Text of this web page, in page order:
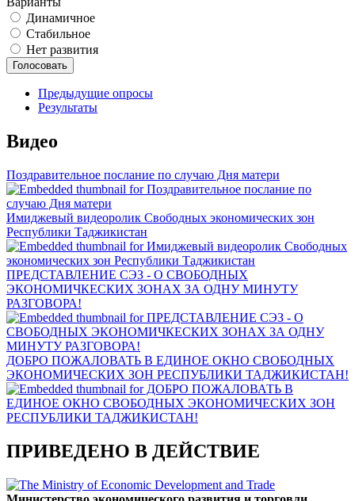
Динамичное
Стабильное
Нет развития
Предыдущие опросы
Результаты
Видео
Поздравительное послание по случаю Дня матери
Имиджевый видеоролик Свободных экономических зон
Республики Таджикистан
ПРЕДСТАВЛЕНИЕ СЭЗ - О СВОБОДНЫХ
ЭКОНОМИЧКЕСКИХ ЗОНАХ ЗА ОДНУ МИНУТУ
РАЗГОВОРА!
ДОБРО ПОЖАЛОВАТЬ В ЕДИНОЕ ОКНО СВОБОДНЫХ
ЭКОНОМИЧЕСКИХ ЗОН РЕСПУБЛИКИ ТАДЖИКИСТАН!
ПРИВЕДЕНО В ДЕЙСТВИЕ